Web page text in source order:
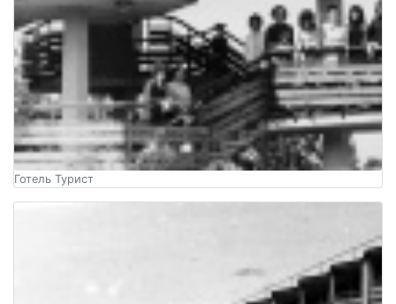
Готель Турист